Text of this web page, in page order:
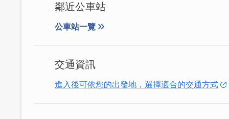
鄰近公車站
公車站一覽
交通資訊
進入後可依您的出發地，選擇適合的交通方式